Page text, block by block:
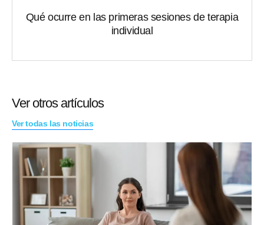
Qué ocurre en las primeras sesiones de terapia
individual
Ver otros artículos
Ver todas las noticias